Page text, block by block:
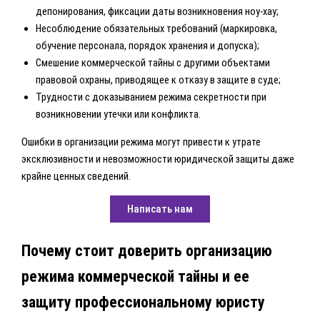
депонирования, фиксации даты возникновения ноу-хау;
Несоблюдение обязательных требований (маркировка,
обучение персонала, порядок хранения и допуска);
Смешение коммерческой тайны с другими объектами
правовой охраны, приводящее к отказу в защите в суде;
Трудности с доказыванием режима секретности при
возникновении утечки или конфликта.
Ошибки в организации режима могут привести к утрате
эксклюзивности и невозможности юридической защиты даже
крайне ценных сведений.
Написать нам
Почему стоит доверить организацию
режима коммерческой тайны и ее
защиту профессиональному юристу